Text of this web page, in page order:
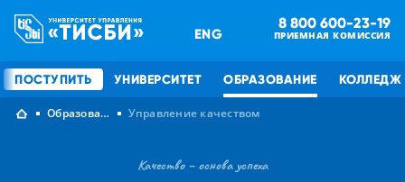
ENG
8 800 600-23-19
ПРИЕМНАЯ КОМИССИЯ
ПОСТУПИТЬ УНИВЕРСИТЕТ ОБРАЗОВАНИЕ КОЛЛЕДЖ
Образование Управление качеством
Качество – основа успеха